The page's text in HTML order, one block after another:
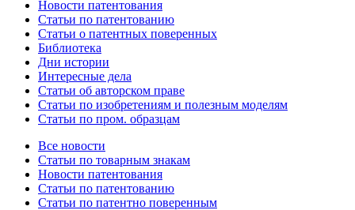
Новости патентования
Статьи по патентованию
Статьи о патентных поверенных
Библиотека
Дни истории
Интересные дела
Статьи об авторском праве
Статьи по изобретениям и полезным моделям
Статьи по пром. образцам
Все новости
Статьи по товарным знакам
Новости патентования
Статьи по патентованию
Статьи по патентно поверенным